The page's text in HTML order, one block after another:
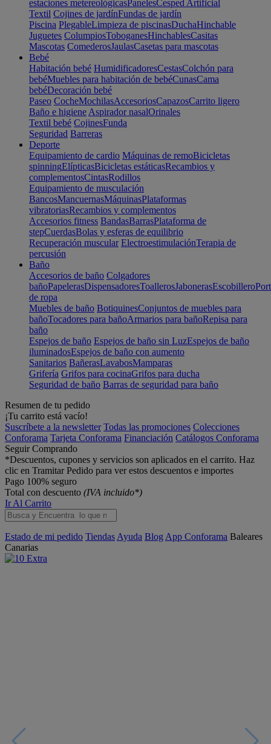
estaciones metereológicasPanelesCesped Artificial
Textil Cojines de jardínFundas de jardín
Piscina PlegableLimpieza de piscinasDuchaHinchable
Juguetes ColumpiosToboganesHinchablesCasitas
Mascotas ComederosJaulasCasetas para mascotas
Bebé
Habitación bebé HumidificadoresCestasColchón para
bebéMuebles para habitación de bebéCunasCama
bebéDecoración bebé
Paseo CocheMochilasAccesoriosCapazosCarrito ligero
Baño e higiene Aspirador nasalOrinales
Textil bebé CojinesFunda
Seguridad Barreras
Deporte
Equipamiento de cardio Máquinas de remoBicicletas
spinningElípticasBicicletas estáticasRecambios y
complementosCintasRodillos
Equipamiento de musculación
BancosMancuernasMáquinasPlataformas
vibratoriasRecambios y complementos
Accesorios fitness BandasBarrasPlataforma de
stepCuerdasBolas y esferas de equilibrio
Recuperación muscular ElectroestimulaciónTerapia de
percusión
Baño
Accesorios de baño Colgadores
bañoPapelerasDispensadoresToallerosJabonerasEscobillero
de ropa
Muebles de baño BotiquinesConjuntos de muebles para
bañoTocadores para bañoArmarios para bañoRepisa para
baño
Espejos de baño Espejos de baño sin LuzEspejos de baño
iluminadosEspejos de baño con aumento
Sanitarios BañerasLavabosMamparas
Grifería Grifos para cocinaGrifos para ducha
Seguridad de baño Barras de seguridad para baño
Resumen de tu pedido
¡Tu carrito está vacío!
Suscríbete a la newsletter Todas las promociones Colecciones
Conforama Tarjeta Conforama Financiación Catálogos Conforama
Seguir Comprando
*Descuentos, cupones y servicios son aplicados en el carrito. Haz
clic en Tramitar Pedido para ver estos descuentos e importes
Pago 100% seguro
Total con descuento (IVA incluido*)
Ir Al Carrito
Estado de mi pedido Tiendas Ayuda Blog App Conforama Baleares
Canarias